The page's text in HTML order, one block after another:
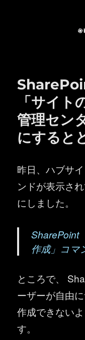
「サイト
管理セン
にすると
昨日、ハブサ
ンドが表示さ
にしました。
SharePoint
作成」コマ
ところで、
ーザーが自由
作成できない
す。